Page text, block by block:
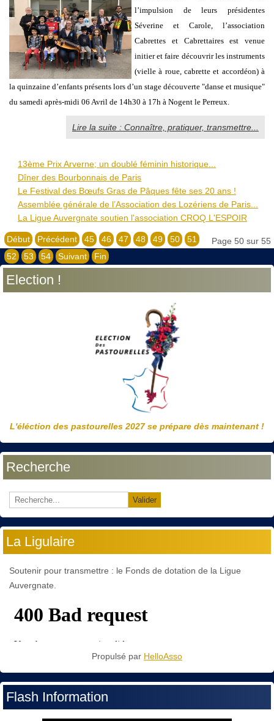
l’impulsion de leurs présidentes
Séverine et Carole, l’association
Cabrettes et Cabrettaires est venue
initier et faire découvrir les instruments
(vielle à roue, cabrette et accordéon) à
la quinzaine d’enfants présents lors d’un stage découverte "danse et musique"
du samedi après-midi 06 Avril de 14h30 à 17h à Nogent le Perreux.
Lire la suite : Connaître, pratiquer, transmettre...
13ème Prix Arverne; un doublé féminin historique...
Dîner des Bourbonnais de Paris
Le Festival des Bœufs Gras de Pâques fête ses 20 ans !
Assemblée générale de l’Association des Lozériens de Paris...
La Ligue Auvergnate soutien l'association CROQ L'ESPOIR
Page 50 sur 55
Début Précédent 45 46 47 48 49 50
51
52
53 54 Suivant Fin
Election !
L'éléction des pastourelles 2027 se prépare dès maintenant !
Recherche
Valider
La Ligulaire
Soutenir pour transmettre : le Fonds de dotation de la Ligue
Auvergnate.
Propulsé par HelloAsso
Flash Information